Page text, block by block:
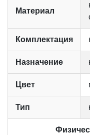
Материал
Комплектация
Назначение
Цвет
Тип